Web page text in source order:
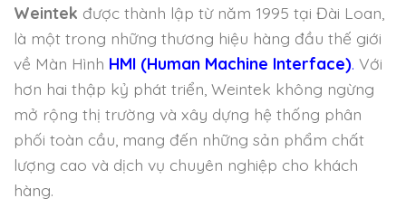
Weintek được thành lập từ năm 1995 tại Đài Loan,
là một trong những thương hiệu hàng đầu thế giới
về Màn Hình HMI (Human Machine Interface). Với
hơn hai thập kỷ phát triển, Weintek không ngừng
mở rộng thị trường và xây dựng hệ thống phân
phối toàn cầu, mang đến những sản phẩm chất
lượng cao và dịch vụ chuyên nghiệp cho khách
hàng.